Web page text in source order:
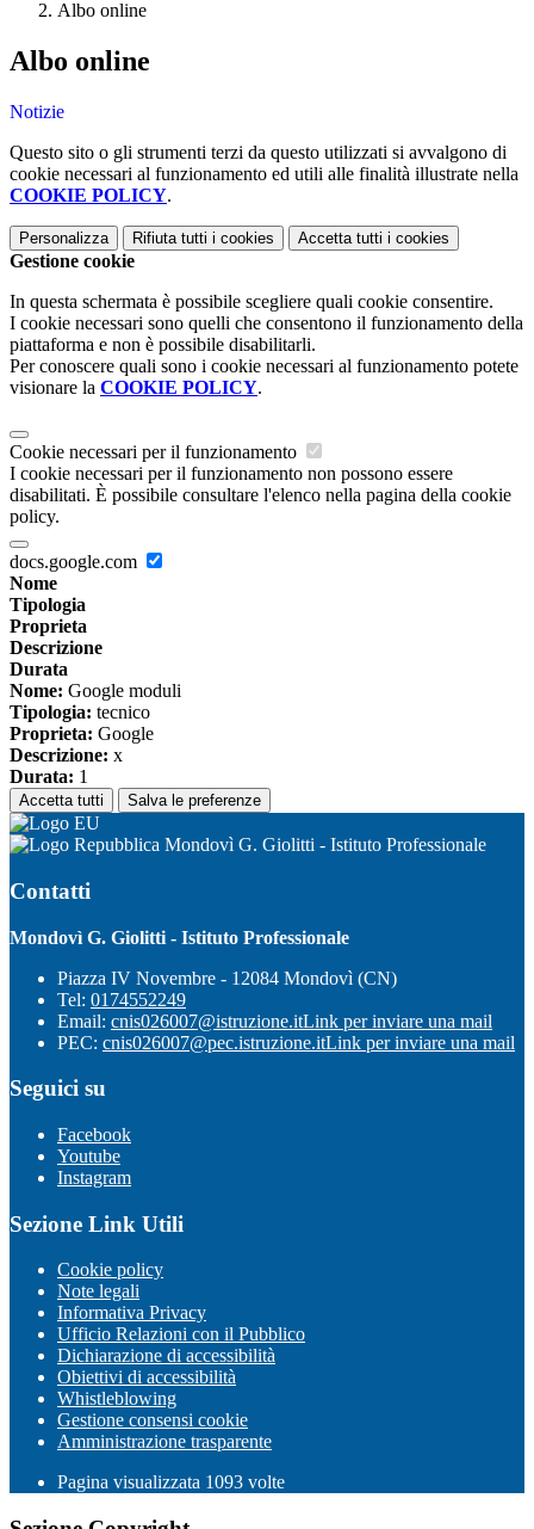
Albo online
Albo online
Notizie
Questo sito o gli strumenti terzi da questo utilizzati si avvalgono di
cookie necessari al funzionamento ed utili alle finalità illustrate nella
COOKIE POLICY.
Personalizza Rifiuta tutti i cookies Accetta tutti i cookies
Gestione cookie
In questa schermata è possibile scegliere quali cookie consentire.
I cookie necessari sono quelli che consentono il funzionamento della
piattaforma e non è possibile disabilitarli.
Per conoscere quali sono i cookie necessari al funzionamento potete
visionare la COOKIE POLICY.
Cookie necessari per il funzionamento
I cookie necessari per il funzionamento non possono essere
disabilitati. È possibile consultare l'elenco nella pagina della cookie
policy.
docs.google.com
Nome
Tipologia
Proprieta
Descrizione
Durata
Nome: Google moduli
Tipologia: tecnico
Proprieta: Google
Descrizione: x
Durata: 1
Accetta tutti Salva le preferenze
Mondovì G. Giolitti - Istituto Professionale
Contatti
Mondovì G. Giolitti - Istituto Professionale
Piazza IV Novembre - 12084 Mondovì (CN)
Tel: 0174552249
Email: cnis026007@istruzione.itLink per inviare una mail
PEC: cnis026007@pec.istruzione.itLink per inviare una mail
Seguici su
Facebook
Youtube
Instagram
Sezione Link Utili
Cookie policy
Note legali
Informativa Privacy
Ufficio Relazioni con il Pubblico
Dichiarazione di accessibilità
Obiettivi di accessibilità
Whistleblowing
Gestione consensi cookie
Amministrazione trasparente
Pagina visualizzata 1093 volte